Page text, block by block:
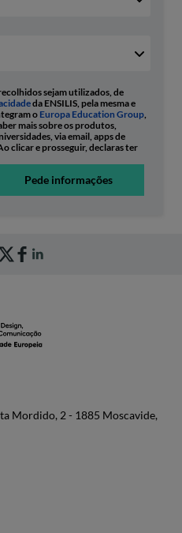
sejam utilizados, de
da ENSILIS, pela mesma e
o Europa Education Group
mais sobre os produtos,
via email, apps de
clicar e prosseguir, declaras ter
Pede informações
Mordido, 2 - 1885 Moscavide,